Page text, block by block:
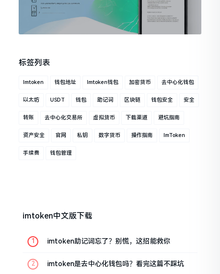
标签列表
Imtoken 钱包地址 Imtoken钱包 加密货币 去中心化钱包
以太坊 USDT 钱包 助记词 区块链 钱包安全 安全
转账 去中心化交易所 虚拟货币 下载渠道 避坑指南
资产安全 官网 私钥 数字货币 操作指南 ImToken
手续费 钱包管理
imtoken中文版下载
imtoken助记词忘了？别慌，这招能救你
imtoken是去中心化钱包吗？看完这篇不踩坑